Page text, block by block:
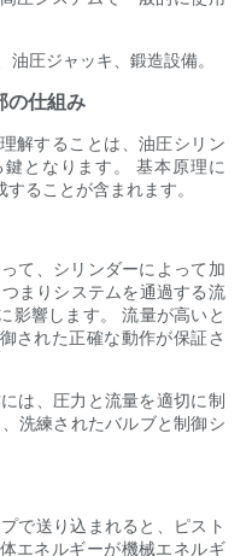
油圧ジャッキ、鍛造設備。
の仕組み
解することは、油圧シリン
となります。 基本原理に
ることが含まれます。
て、シリンダーによって加
まりシステムを通過する流
影響します。 流量が高いと
された正確な動作が保証さ
は、圧力と流量を適切に制
洗練されたバルブと制御シ
で送り込まれると、ピスト
エネルギーが機械エネルギ